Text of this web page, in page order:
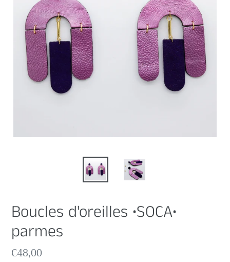
Boucles d'oreilles •SOCA•
parmes
Prix
€48,00